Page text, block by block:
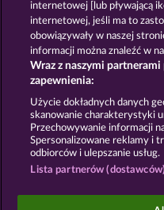
Zasady i warunki
Nota prawna
Prześlij
Gry
internetowej [lub pływającą
internetowej, jeśli ma to
obowiązywały w naszej
informacji można znaleźć w
Wraz z naszymi
zapewnienia:
Użycie dokładnych danych
skanowanie charakterystyki
Przechowywanie informacji
Spersonalizowane reklamy i
odbiorców i ulepszanie usług.
Lista partnerów (dostawców)